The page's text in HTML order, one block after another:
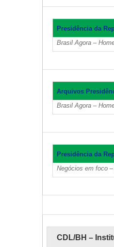
Presidência da
Brasil Agora –
Arquivos
Brasil Agora –
Presidência da
Negócios em foco
CDL/BH –